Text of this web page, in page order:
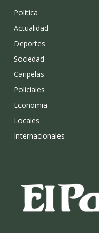
Politica
Actualidad
Deportes
Sociedad
Caripelas
Policiales
Economia
Locales
Internacionales